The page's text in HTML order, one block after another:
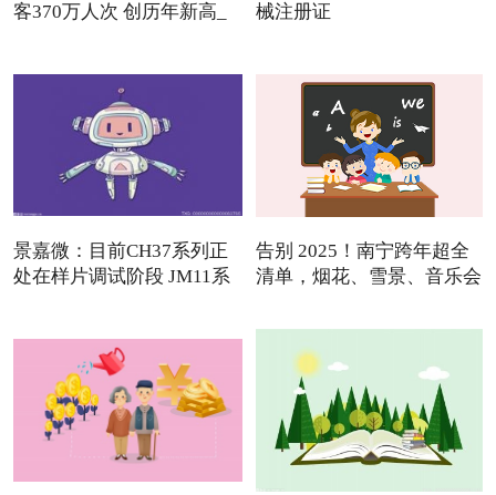
客370万人次 创历年新高_
械注册证
景嘉微：目前CH37系列正
处在样片调试阶段 JM11系
告别 2025！南宁跨年超全
清单，烟花、雪景、音乐会